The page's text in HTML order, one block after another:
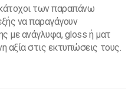
των παραπάνω
να παραγάγουν
με ανάγλυφα, gloss ή ματ
αξία στις εκτυπώσεις τους.